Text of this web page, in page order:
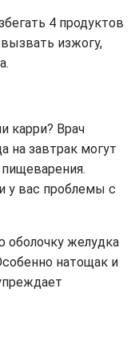
4 продуктов
изжогу,
карри? Врач
на завтрак могут
у вас проблемы с
оболочку желудка
натощак и